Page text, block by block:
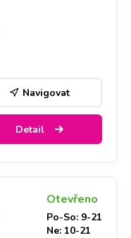
Navigovat
Detail
Otevřeno
Po-So: 9-21
Ne: 10-21